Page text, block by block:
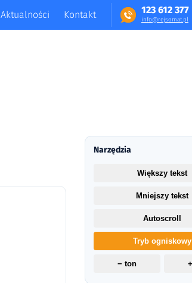
123 612 377
in​fo​@​​rej​somat​.​pl
Aktualności Kontakt
Narzędzia
Większy tekst
Mniejszy tekst
Autoscroll
Tryb ogniskowy
− ton